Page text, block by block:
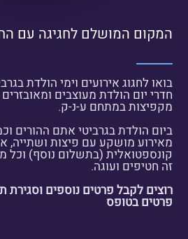
המקום המושלם לחגיגה עם
חדרי יום הולדת מעוצבים
מקפיצות במתחם ע-נ-ק.
ביום הולדת בגרביטי אתם ההורים
מאירוע מושקע עם פיצות
קונספטואלית (בתשלום נוסף) וכל
זה חטיפים ועוגה.
רוצים לקבל פרטים נוספים וסגירת
פרטים בטופס